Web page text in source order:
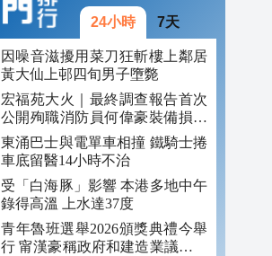
24小時 7天
因噪音滋擾用菜刀狂斬樓上鄰居
黃大仙上邨四旬男子墮斃
宏福苑大火｜最終調查報告首次
公開殉職消防員何偉豪裝備損毀
照片
東涌巴士與電單車相撞 鐵騎士捲
車底留醫14小時不治
受「白海豚」影響 本港多地中午
錄得高溫 上水達37度
青年魯班選舉2026頒獎典禮今舉
行 甯漢豪稱政府和建造業議會做